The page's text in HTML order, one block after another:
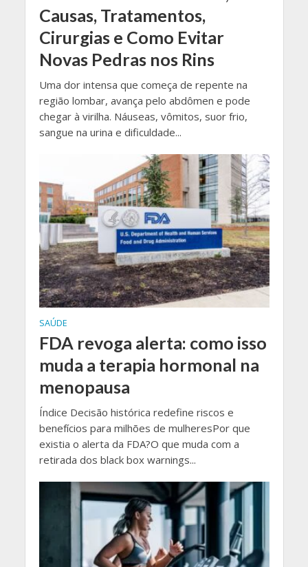
Causas, Tratamentos,
Cirurgias e Como Evitar
Novas Pedras nos Rins
Uma dor intensa que começa de repente na
região lombar, avança pelo abdômen e pode
chegar à virilha. Náuseas, vômitos, suor frio,
sangue na urina e dificuldade...
SAÚDE
FDA revoga alerta: como isso
muda a terapia hormonal na
menopausa
Índice Decisão histórica redefine riscos e
benefícios para milhões de mulheresPor que
existia o alerta da FDA?O que muda com a
retirada dos black box warnings...